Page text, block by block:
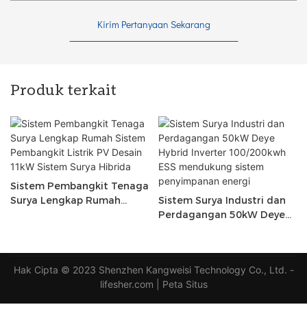
Kirim Pertanyaan Sekarang
Produk terkait
Sistem Pembangkit Tenaga
Surya Lengkap Rumah
Sistem Surya Industri dan
Perdagangan 50kW Deye
Hak Cipta © 2023 Shenzhen Kangweisi Technology Co., Ltd. -
lifesher.com
Peta Situs